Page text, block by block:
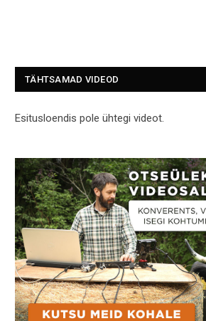
TÄHTSAMAD VIDEOD
Esitusloendis pole ühtegi videot.